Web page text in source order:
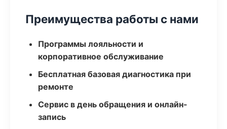
Преимущества работы с нами
Программы лояльности и
корпоративное обслуживание
Бесплатная базовая диагностика при
ремонте
Сервис в день обращения и онлайн-
запись